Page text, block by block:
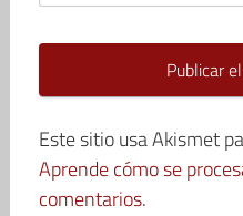
Este sitio usa Akismet
Aprende cómo se
comentarios.